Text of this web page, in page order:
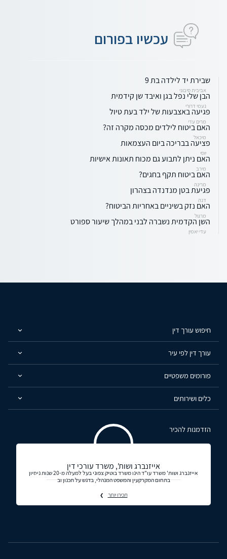
עכשיו בפורום
שבירת יד לילדה בת 9
אביבית סיבוני
הבן שלי נפל בגן ואיבד שן קידמית
נעמי דרורי
פגיעה באצבעות של ילד בעת טיול
מרים עדי
האם ביטוח לילדים מכסה מקרה זה?
מיכאל
פציעה בבריכה ביום העצמאות
יוסי
האם ניתן לתבוע גם מכוח תאונות אישיות
מירב
האם ביטוח תקף בחגים?
מרינה
פגיעת בטן מנדנדה בצהרון
דנה
האם נזק בשיניים באחריות הביטוח?
מרגול
השן הקדמית נשברה לבני במהלך שיעור ספורט
עדי יאמין
חיפוש עורך דין
עורך דין לפי עיר
פורומים משפטיים
כלים ושירותים
הזדמנות להכיר
אייזנברג ושות', משרד עורכי דין
אייזנברג ושות' משרד עו"ד הינו משרד בוטיק צפוני בעל למעלה מ-20 שנות ניסיון
בתחום המקרקעין והמשפט המנהלי, בדגש על תכנון וב
תכירו יותר